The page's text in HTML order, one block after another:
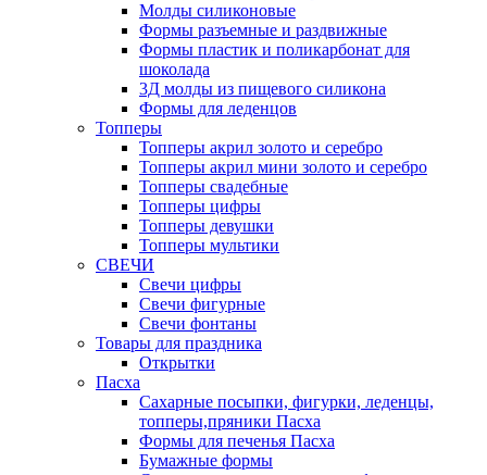
Молды силиконовые
Формы разъемные и раздвижные
Формы пластик и поликарбонат для
шоколада
3Д молды из пищевого силикона
Формы для леденцов
Топперы
Топперы акрил золото и серебро
Топперы акрил мини золото и серебро
Топперы свадебные
Топперы цифры
Топперы девушки
Топперы мультики
СВЕЧИ
Свечи цифры
Свечи фигурные
Свечи фонтаны
Товары для праздника
Открытки
Пасха
Сахарные посыпки, фигурки, леденцы,
топперы,пряники Пасха
Формы для печенья Пасха
Бумажные формы